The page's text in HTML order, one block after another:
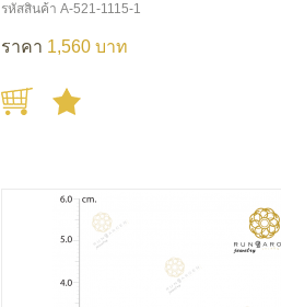
รหัสสินค้า A-521-1115-1
ราคา 1,560 บาท